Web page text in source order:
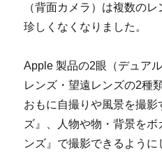
（背面カメラ）は複数の
珍しくなくなりました。
Apple 製品の2眼（デュア
レンズ・望遠レンズの2種
おもに自撮りや風景を撮影
ズ』、人物や物・背景を
ンズ』で撮影できるように